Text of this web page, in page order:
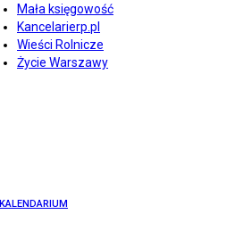
Mała księgowość
Kancelarierp.pl
Wieści Rolnicze
Życie Warszawy
KALENDARIUM